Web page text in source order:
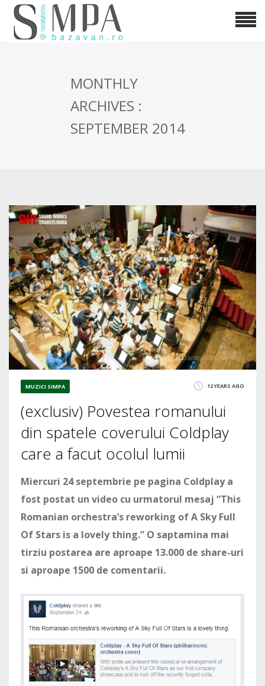
MONTHLY
ARCHIVES :
SEPTEMBER 2014
MUZICI SIMPA 12 YEARS AGO
(exclusiv) Povestea romanului
din spatele coverului Coldplay
care a facut ocolul lumii
Miercuri 24 septembrie pe pagina Coldplay a
fost postat un video cu urmatorul mesaj “This
Romanian orchestra’s reworking of A Sky Full
Of Stars is a lovely thing.” O saptamina mai
tirziu postarea are aproape 13.000 de share-uri
si aproape 1500 de comentarii.